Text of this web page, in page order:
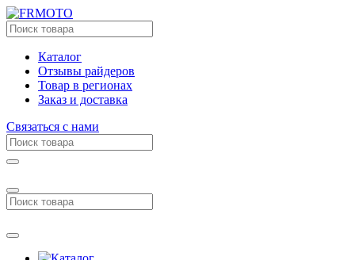
Каталог
Отзывы райдеров
Товар в регионах
Заказ и доставка
Связаться с нами